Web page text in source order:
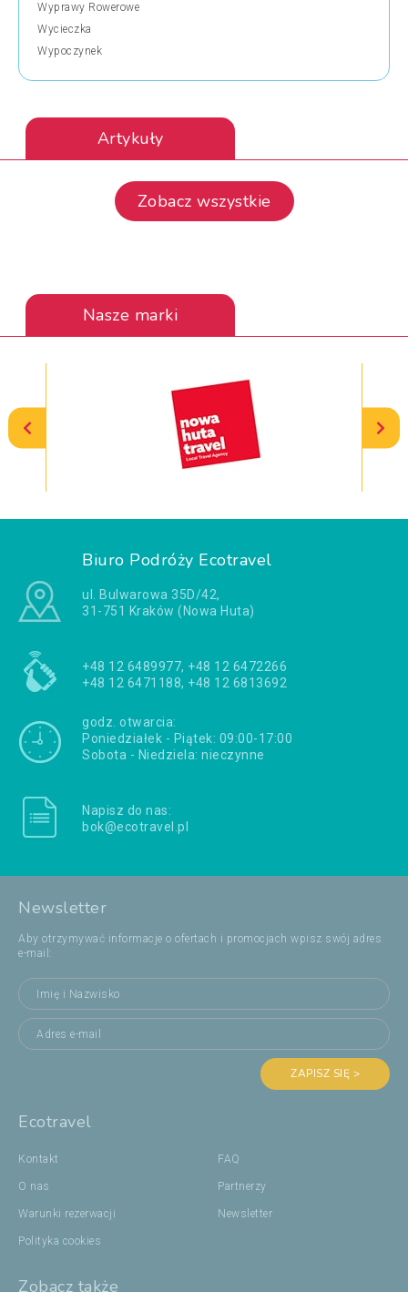
Wyprawy Rowerowe
Wycieczka
Wypoczynek
Artykuły
Zobacz wszystkie
Nasze marki
Biuro Podróży Ecotravel
ul. Bulwarowa 35D/42,
31-751 Kraków (Nowa Huta)
+48 12 6489977, +48 12 6472266
+48 12 6471188, +48 12 6813692
godz. otwarcia:
Poniedziałek - Piątek: 09:00-17:00
Sobota - Niedziela: nieczynne
Napisz do nas:
bok@ecotravel.pl
Newsletter
Aby otrzymywać informacje o ofertach i promocjach wpisz swój adres
e-mail:
ZAPISZ SIĘ >
Ecotravel
Kontakt
O nas
Warunki rezerwacji
Polityka cookies
FAQ
Partnerzy
Newsletter
Zobacz także